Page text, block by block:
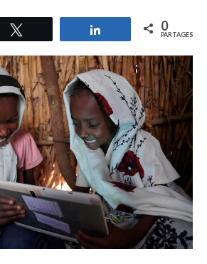
Partagez 0
PARTAGES